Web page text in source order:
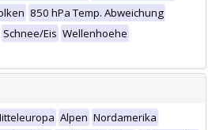
850 hPa Temp. Abweichung
Schnee/Eis Wellenhoehe
Alpen Nordamerika